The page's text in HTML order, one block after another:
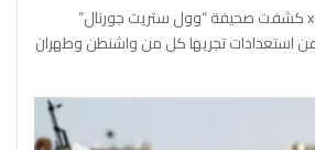
آفرين علو ـ xeber24.net كشفت صحيفة “وول ستريت جورنال”
عن استعدادات تجريها كل من واشنطن وطهران